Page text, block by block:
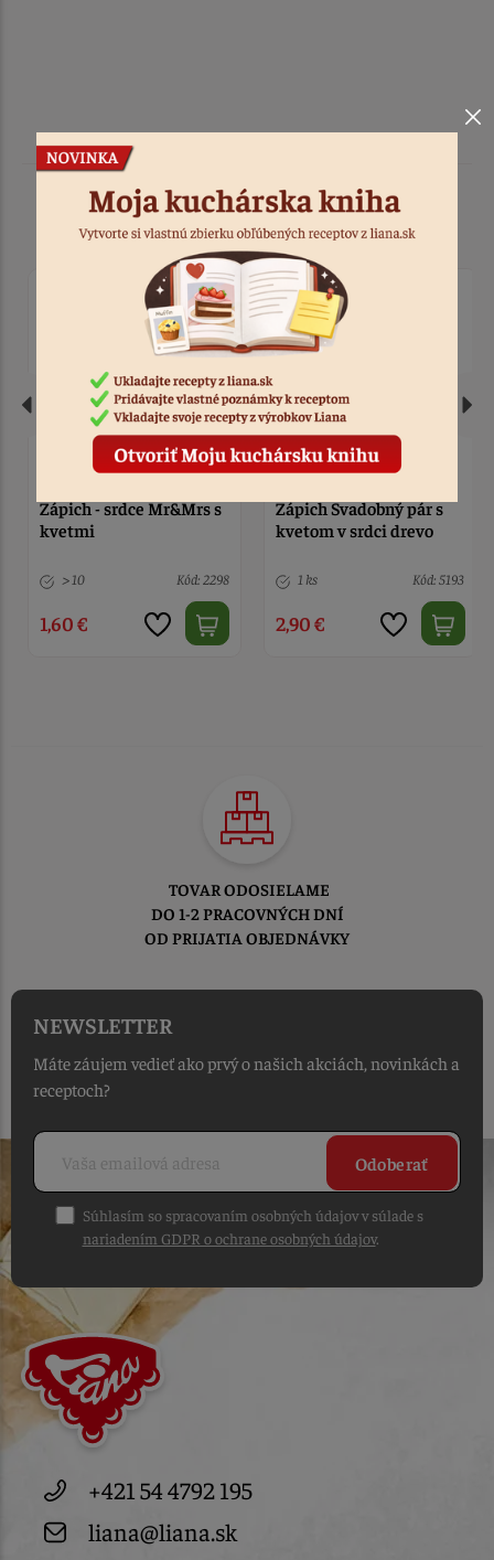
Podobné produkty
Zápich - srdce Mr&Mrs s
kvetmi
> 10 Kód: 2298
1,60 €
Zápich Svadobný pár s
kvetom v srdci drevo
1 ks Kód: 5193
2,90 €
TOVAR ODOSIELAME
DO 1-2 PRACOVNÝCH DNÍ
OD PRIJATIA OBJEDNÁVKY
NEWSLETTER
Máte záujem vedieť ako prvý o našich akciách, novinkách a
receptoch?
Odoberať
Súhlasím so spracovaním osobných údajov v súlade s
nariadením GDPR o ochrane osobných údajov.
+421 54 4792 195
liana@liana.sk